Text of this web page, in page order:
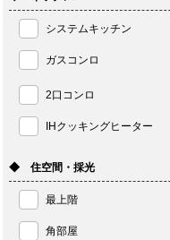
システムキッチン
ガスコンロ
2口コンロ
IHクッキングヒーター
◆ 住空間・採光
最上階
角部屋